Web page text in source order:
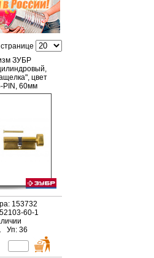
ЗУБР
цвет
PIN, 60мм
153732
60-1
Уп: 36